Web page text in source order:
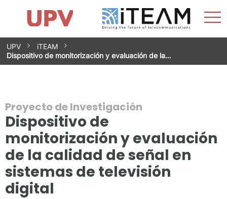
Saltar
contenido
Impacto
Grupos de investigación
Instalaciones
Spin-offs
Contacto
Prácticas
Noticias
Unidad de Igualdad
UPV
iTEAM
Dispositivo de monitorización y evaluación de la…
Proyecto de Investigación
Dispositivo de
monitorización y evaluación
de la calidad de señal en
sistemas de televisión
digital